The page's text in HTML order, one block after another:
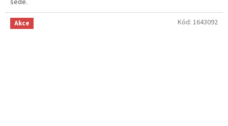
šedé.
Akce Kód: 1643092